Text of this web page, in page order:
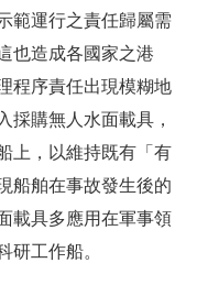
範運行之責任歸屬需
也造成各國家之港
程序責任出現模糊地
採購無人水面載具，
上，以維持既有「有
船舶在事故發生後的
載具多應用在軍事領
工作船。